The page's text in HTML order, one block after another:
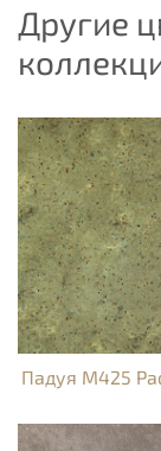
Другие
Падуя M425